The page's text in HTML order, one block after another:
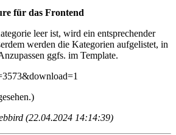
für das Frontend
leer ist, wird ein entsprechender
werden die Kategorien aufgelistet, in
ggfs. im Template.
(22.04.2024 14:14:39)